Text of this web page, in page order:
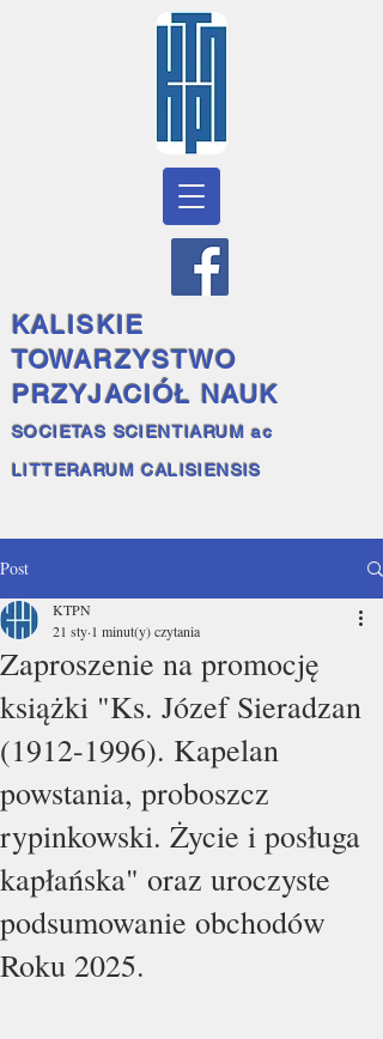
KALISKIE
TOWARZYSTWO
PRZYJACIÓŁ NAUK
SOCIETAS SCIENTIARUM ac
LITTERARUM CALISIENSIS
Post
Zaproszenie na promocję
książki "Ks. Józef Sieradzan
(1912-1996). Kapelan
powstania, proboszcz
rypinkowski. Życie i posługa
kapłańska" oraz uroczyste
podsumowanie obchodów
Roku 2025.
KTPN
21 sty 1 minut(y) czytania